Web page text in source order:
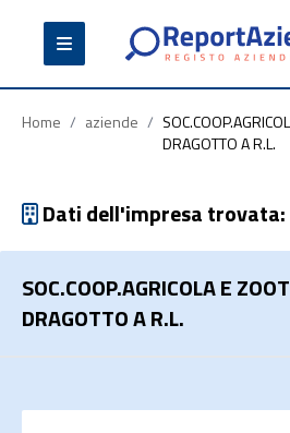
Partita
Iva
Codice
Fiscale
Ragione
Sociale
Home / aziende /
DRAGOTTO A R.L.
Dati dell'impresa trovata:
SOC.COOP.AGRICOLA E
DRAGOTTO A R.L.